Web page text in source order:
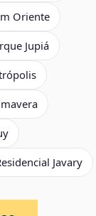
Oriente
Jupiá
Javary